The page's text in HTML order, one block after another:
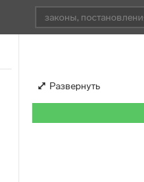
Развернуть